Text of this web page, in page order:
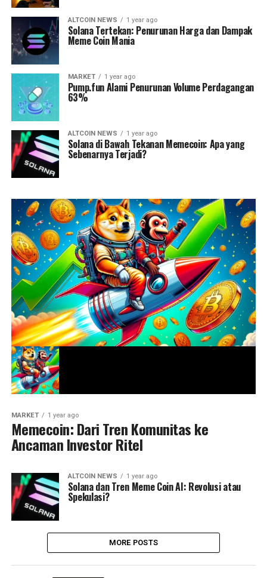
ALTCOIN NEWS 1 year ago
Solana Tertekan: Penurunan Harga dan Dampak
Meme Coin Mania
MARKET 1 year ago
Pump.fun Alami Penurunan Volume Perdagangan
63%
ALTCOIN NEWS 1 year ago
Solana di Bawah Tekanan Memecoin: Apa yang
Sebenarnya Terjadi?
MARKET 1 year ago
Memecoin: Dari Tren Komunitas ke
Ancaman Investor Ritel
ALTCOIN NEWS 1 year ago
Solana dan Tren Meme Coin AI: Revolusi atau
Spekulasi?
MORE POSTS